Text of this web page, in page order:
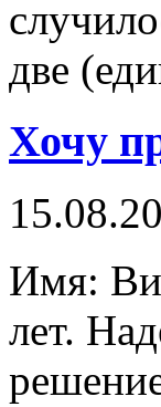
две
Хочу
Имя:
лет.